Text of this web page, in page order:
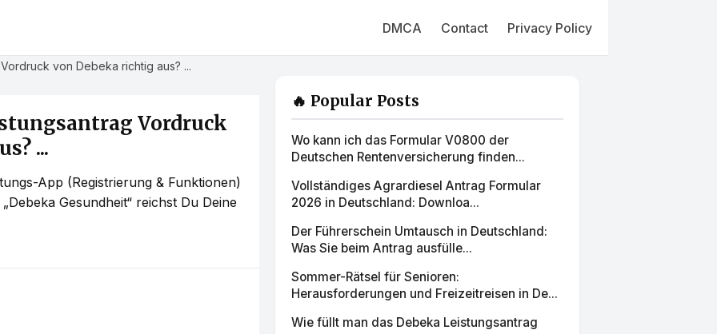
DMCA Contact Privacy Policy
von Debeka richtig aus? ...
Vordruck
...
App (Registrierung & Funktionen)
Gesundheit“ reichst Du Deine
🔥 Popular Posts
Wo kann ich das Formular V0800 der
Deutschen Rentenversicherung finden...
Vollständiges Agrardiesel Antrag Formular
2026 in Deutschland: Downloa...
Der Führerschein Umtausch in Deutschland:
Was Sie beim Antrag ausfülle...
Sommer-Rätsel für Senioren:
Herausforderungen und Freizeitreisen in De...
Wie füllt man das Debeka Leistungsantrag